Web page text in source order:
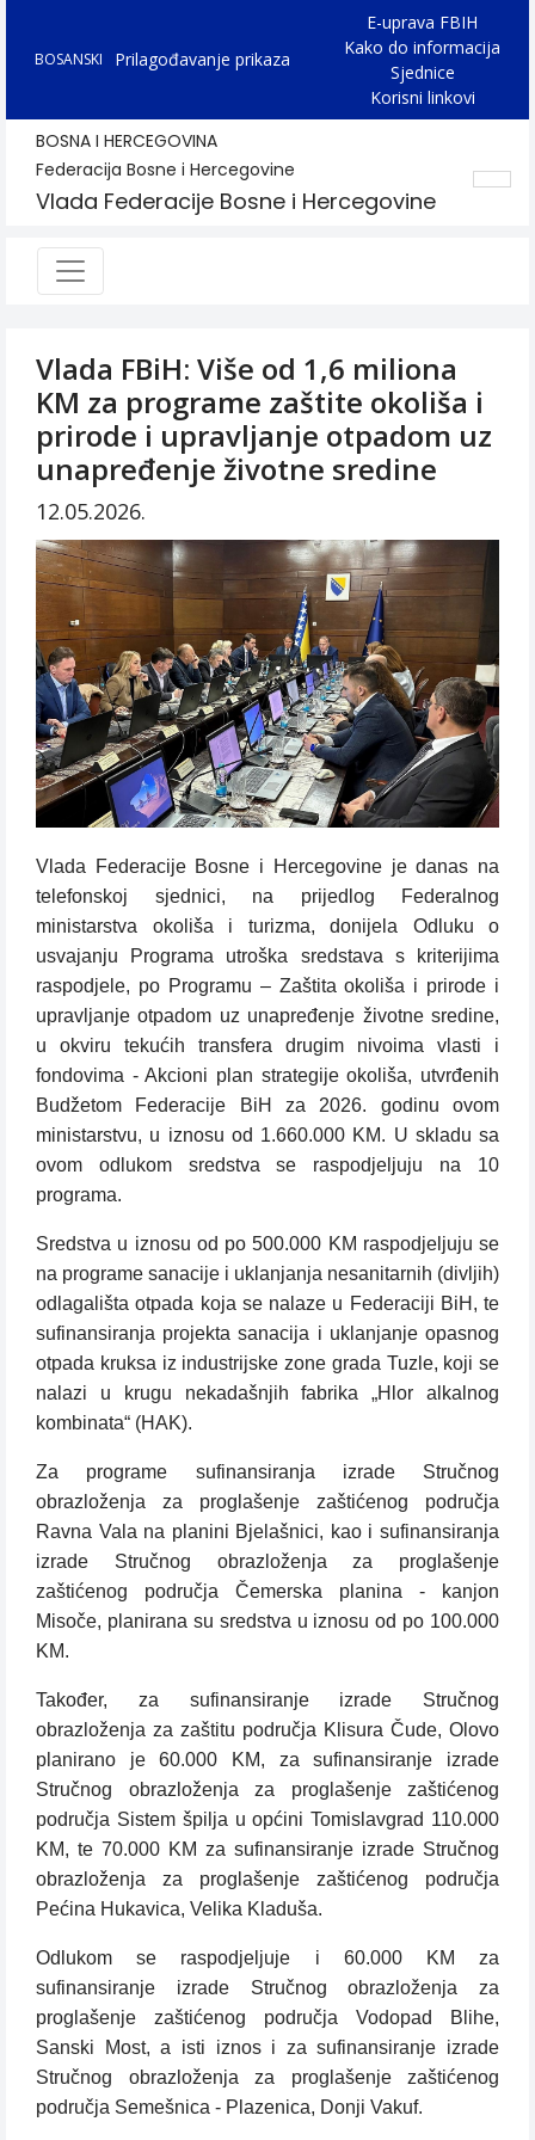
BOSANSKI Prilagođavanje prikaza
E-uprava FBIH
Kako do informacija
Sjednice
Korisni linkovi
BOSNA I HERCEGOVINA
Federacija Bosne i Hercegovine
Vlada Federacije Bosne i Hercegovine
Vlada FBiH: Više od 1,6 miliona
KM za programe zaštite okoliša i
prirode i upravljanje otpadom uz
unapređenje životne sredine
12.05.2026.
Vlada Federacije Bosne i Hercegovine je danas na
telefonskoj sjednici, na prijedlog Federalnog
ministarstva okoliša i turizma, donijela Odluku o
usvajanju Programa utroška sredstava s kriterijima
raspodjele, po Programu – Zaštita okoliša i prirode i
upravljanje otpadom uz unapređenje životne sredine,
u okviru tekućih transfera drugim nivoima vlasti i
fondovima - Akcioni plan strategije okoliša, utvrđenih
Budžetom Federacije BiH za 2026. godinu ovom
ministarstvu, u iznosu od 1.660.000 KM. U skladu sa
ovom odlukom sredstva se raspodjeljuju na 10
programa.
Sredstva u iznosu od po 500.000 KM raspodjeljuju se
na programe sanacije i uklanjanja nesanitarnih (divljih)
odlagališta otpada koja se nalaze u Federaciji BiH, te
sufinansiranja projekta sanacija i uklanjanje opasnog
otpada kruksa iz industrijske zone grada Tuzle, koji se
nalazi u krugu nekadašnjih fabrika „Hlor alkalnog
kombinata“ (HAK).
Za programe sufinansiranja izrade Stručnog
obrazloženja za proglašenje zaštićenog područja
Ravna Vala na planini Bjelašnici, kao i sufinansiranja
izrade Stručnog obrazloženja za proglašenje
zaštićenog područja Čemerska planina - kanjon
Misoče, planirana su sredstva u iznosu od po 100.000
KM.
Također, za sufinansiranje izrade Stručnog
obrazloženja za zaštitu područja Klisura Čude, Olovo
planirano je 60.000 KM, za sufinansiranje izrade
Stručnog obrazloženja za proglašenje zaštićenog
područja Sistem špilja u općini Tomislavgrad 110.000
KM, te 70.000 KM za sufinansiranje izrade Stručnog
obrazloženja za proglašenje zaštićenog područja
Pećina Hukavica, Velika Kladuša.
Odlukom se raspodjeljuje i 60.000 KM za
sufinansiranje izrade Stručnog obrazloženja za
proglašenje zaštićenog područja Vodopad Blihe,
Sanski Most, a isti iznos i za sufinansiranje izrade
Stručnog obrazloženja za proglašenje zaštićenog
područja Semešnica - Plazenica, Donji Vakuf.